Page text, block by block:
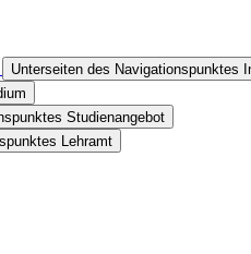
Unterseiten des Navigationspunktes
Studienangebot
Lehramt